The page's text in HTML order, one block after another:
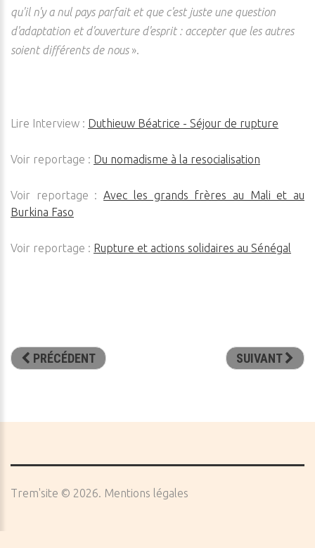
qu'il n'y a nul pays parfait et que c'est juste une question
d'adaptation et d'ouverture d'esprit : accepter que les autres
soient différents de nous ».
Lire Interview : Duthieuw Béatrice - Séjour de rupture
Voir reportage : Du nomadisme à la resocialisation
Voir reportage :Avec les grands frères au Mali et au
Burkina Faso
Voir reportage : Rupture et actions solidaires au Sénégal
PRÉCÉDENT SUIVANT
Trem'site © 2026 Mentions légales